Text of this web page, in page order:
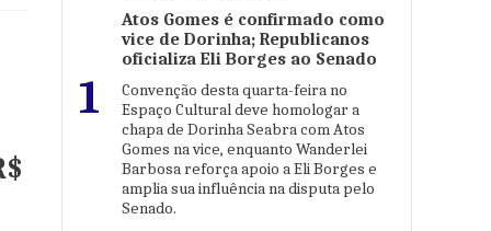
1
Atos Gomes é confirmado como
vice de Dorinha; Republicanos
oficializa Eli Borges ao Senado
Convenção desta quarta-feira no
Espaço Cultural deve homologar a
chapa de Dorinha Seabra com Atos
Gomes na vice, enquanto Wanderlei
Barbosa reforça apoio a Eli Borges e
amplia sua influência na disputa pelo
Senado.